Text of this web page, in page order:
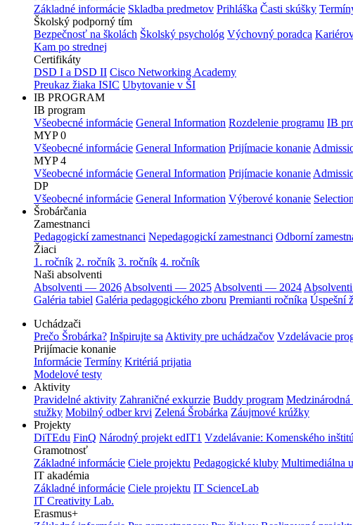
Základné informácie Skladba predmetov Prihláška Časti skúšky
Školský podporný tím
Bezpečnosť na školách Školský psychológ Výchovný poradca
Kam po strednej
Certifikáty
DSD I a DSD II Cisco Networking Academy
Preukaz žiaka ISIC Ubytovanie v ŠI
IB PROGRAM
IB program
Všeobecné informácie General Information Rozdelenie programu IB
MYP 0
Všeobecné informácie General Information Prijímacie konanie
MYP 4
Všeobecné informácie General Information Prijímacie konanie
DP
Všeobecné informácie General Information Výberové konanie
Šrobárčania
Zamestnanci
Pedagogickí zamestnanci Nepedagogickí zamestnanci Odborní
Žiaci
1. ročník 2. ročník 3. ročník 4. ročník
Naši absolventi
Absolventi — 2026 Absolventi — 2025 Absolventi — 2024
Galéria tabiel Galéria pedagogického zboru Premianti ročníka Úspešní
Uchádzači
Prečo Šrobárka? Inšpirujte sa Aktivity pre uchádzačov Vzdelávacie
Prijímacie konanie
Informácie Termíny Kritériá prijatia
Modelové testy
Aktivity
Pravidelné aktivity Zahraničné exkurzie Buddy program
stužky Mobilný odber krvi Zelená Šrobárka Záujmové krúžky
Projekty
DiTEdu FinQ Národný projekt edIT1 Vzdelávanie: Komenského
Gramotnosť
Základné informácie Ciele projektu Pedagogické kluby Multimediálna
IT akadémia
Základné informácie Ciele projektu IT ScienceLab
IT Creativity Lab.
Erasmus+